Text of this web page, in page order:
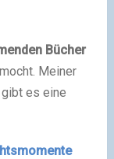
Bücher
Meiner
es eine